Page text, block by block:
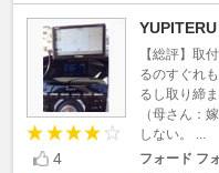
4
【総評】取
るのすぐれ
るし取り締
（母さん：
しない。 ...
フォード フ